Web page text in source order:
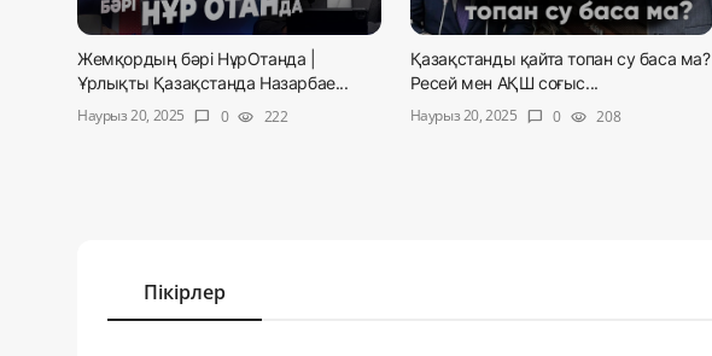
Жемқордың бәрі НұрОтанда |
Ұрлықты Қазақстанда Назарбае...
Наурыз 20, 2025
chat_bubble 0 visibility 222
Қазақстанды қайта топан су баса ма?
Ресей мен АҚШ соғыс...
Наурыз 20, 2025
chat_bubble 0 visibility 208
Пікірлер